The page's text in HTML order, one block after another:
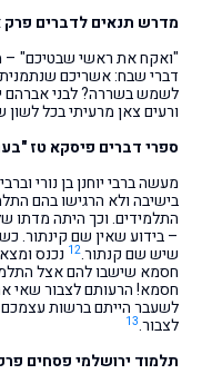
מדרש תנאים לדברים פרק
"ואקח את ראשי שבטיכם" –
דברי שבח: אשריכם
לשמש בשררה? לבני אברהם
ורעים צאן מרעיתי בכל לשון
ספרי דברים פיסקא טז
מעשה ברבי יוחנן בן נורי
בישיבה ולא הרגישו בהם
התלמידים. וכך היתה מדתו
– בידוע שאין שם קינתור.
שיש שם קנתור.12 נכנס
חסמא שישבו להם אצל
חסמא! הרעותם לצבור שאי
לשעבר הייתם ברשות
לצבור.13
תלמוד ירושלמי פסחים